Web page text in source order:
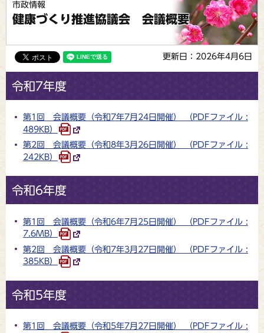
市政情報
健康づくり推進協議会 会議概要
更新日：2026年4月6日
令和7年度
第1回 会議概要（令和7年7月24日開催） （PDFファイル :
489KB）
第2回 会議概要（令和8年3月26日開催） （PDFファイル :
242KB）
令和6年度
第1回 会議概要（令和6年7月25日開催） （PDFファイル :
7.6MB）
第2回 会議概要（令和7年3月27日開催） （PDFファイル :
385KB）
令和5年度
第1回 会議概要（令和5年7月27日開催） （PDFファイル :